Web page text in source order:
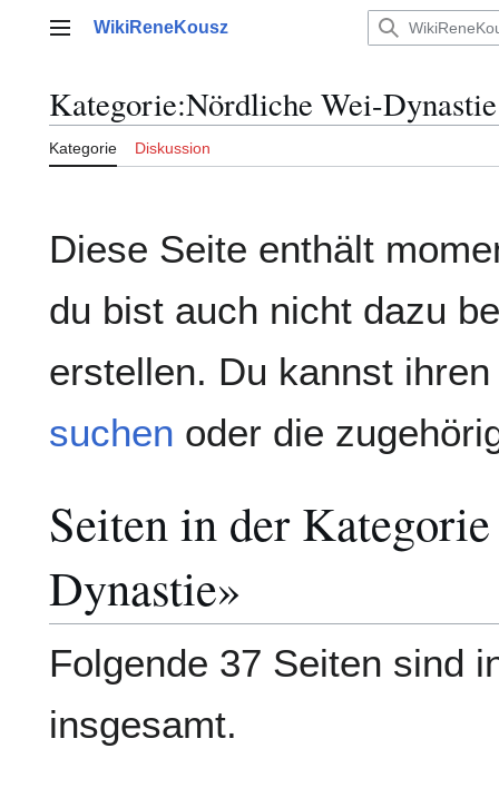
Hauptmenü
WikiReneKousz
Kategorie:Nördliche Wei-Dynastie
Kategorie Diskussion
Diese Seite enthält
du bist auch nicht dazu
erstellen. Du kannst
suchen oder die
Seiten in der
Dynastie»
Folgende 37 Seiten sind
insgesamt.